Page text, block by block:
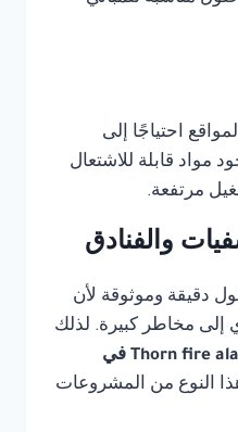
احتياجًا إلى
مواد قابلة للاشتعال
مرتفعة.
والفنادق
دقيقة وموثوقة لأن
إلى مخاطر كبيرة. لذلك
شركة صيانة Thorn fire alarm في
النوع من المشروعات